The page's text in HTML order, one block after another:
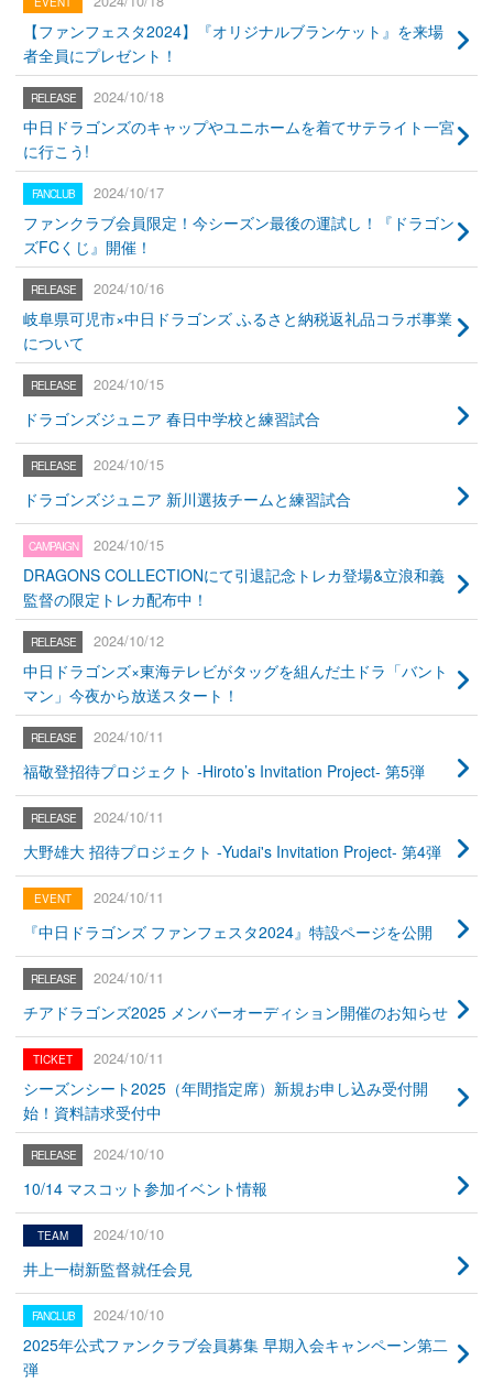
【ファンフェスタ2024】『オリジナルブランケット』を来場
者全員にプレゼント！
2024/10/18
中日ドラゴンズのキャップやユニホームを着てサテライト一宮
に行こう!
2024/10/17
ファンクラブ会員限定！今シーズン最後の運試し！『ドラゴン
ズFCくじ』開催！
2024/10/16
岐阜県可児市×中日ドラゴンズ ふるさと納税返礼品コラボ事業
について
2024/10/15
ドラゴンズジュニア 春日中学校と練習試合
2024/10/15
ドラゴンズジュニア 新川選抜チームと練習試合
2024/10/15
DRAGONS COLLECTIONにて引退記念トレカ登場&立浪和義
監督の限定トレカ配布中！
2024/10/12
中日ドラゴンズ×東海テレビがタッグを組んだ土ドラ「バント
マン」今夜から放送スタート！
2024/10/11
福敬登招待プロジェクト -Hiroto’s Invitation Project- 第5弾
2024/10/11
大野雄大 招待プロジェクト -Yudai's Invitation Project- 第4弾
2024/10/11
『中日ドラゴンズ ファンフェスタ2024』特設ページを公開
2024/10/11
チアドラゴンズ2025 メンバーオーディション開催のお知らせ
2024/10/11
シーズンシート2025（年間指定席）新規お申し込み受付開
始！資料請求受付中
2024/10/10
10/14 マスコット参加イベント情報
2024/10/10
井上一樹新監督就任会見
2024/10/10
2025年公式ファンクラブ会員募集 早期入会キャンペーン第二
弾